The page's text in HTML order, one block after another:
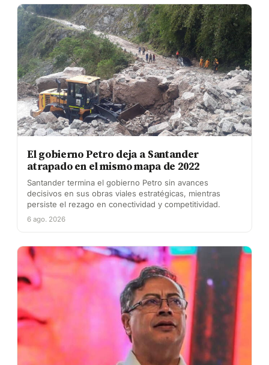
El gobierno Petro deja a Santander
atrapado en el mismo mapa de 2022
Santander termina el gobierno Petro sin avances
decisivos en sus obras viales estratégicas, mientras
persiste el rezago en conectividad y competitividad.
6 ago. 2026